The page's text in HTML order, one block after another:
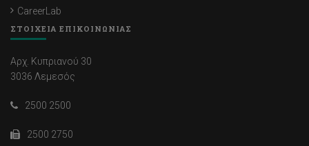
CareerLab
ΣΤΟΙΧΕΙΑ ΕΠΙΚΟΙΝΩΝΙΑΣ
Αρχ. Κυπριανού 30
3036 Λεμεσός
2500 2500
2500 2750